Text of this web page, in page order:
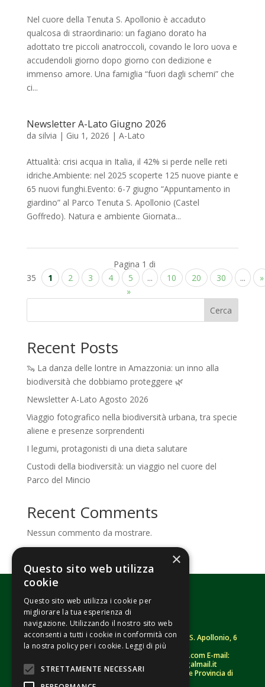
Nel cuore della Tenuta S. Apollonio è accaduto
qualcosa di straordinario: un fagiano dorato ha
adottato tre piccoli anatroccoli, covando le loro uova e
accudendoli giorno dopo giorno con dedizione e
immenso amore. Una famiglia “fuori dagli schemi” che
ci...
Newsletter A-Lato Giugno 2026
da silvia | Giu 1, 2026 | A-Lato
Attualità: crisi acqua in Italia, il 42% si perde nelle reti
idriche.Ambiente: nel 2025 scoperte 125 nuove piante e
65 nuovi funghi.Evento: 6-7 giugno “Appuntamento in
giardino” al Parco Tenuta S. Apollonio (Castel
Goffredo). Natura e ambiente Giornata...
Pagina 1 di
35
1 2 3 4 5 ... 10 20 30 ...
»
»
Cerca
Recent Posts
🦦 La danza delle lontre in Amazzonia: un inno alla
biodiversità che dobbiamo proteggere 🌿
Newsletter A-Lato Agosto 2026
Viaggio fotografico nella biodiversità urbana, tra specie
aliene e presenze sorprendenti
I legumi, protagonisti di una dieta salutare
Custodi della biodiversità: un viaggio nel cuore del
Parco del Mincio
Recent Comments
Nessun commento da mostrare.
Fondazione Senza Frontiere – ETS |Strada S. Apollonio, 6
– 46042 Castel Goffredo (MN)
– Sito: www.senzafrontiere.com E-mail:
tenuapol@gmail.com– Pec:tenuapol@legalmail.it
C. F. 90008460207 – Registro persone giuridiche Provincia di
Mantova n. 243 (sospeso)
×
Questo sito web utilizza
cookie
Questo sito web utilizza i cookie per
migliorare la tua esperienza di
navigazione. Utilizzando il nostro sito web
acconsenti a tutti i cookie in conformità con
la nostra policy per i cookie. Leggi di più
STRETTAMENTE NECESSARI